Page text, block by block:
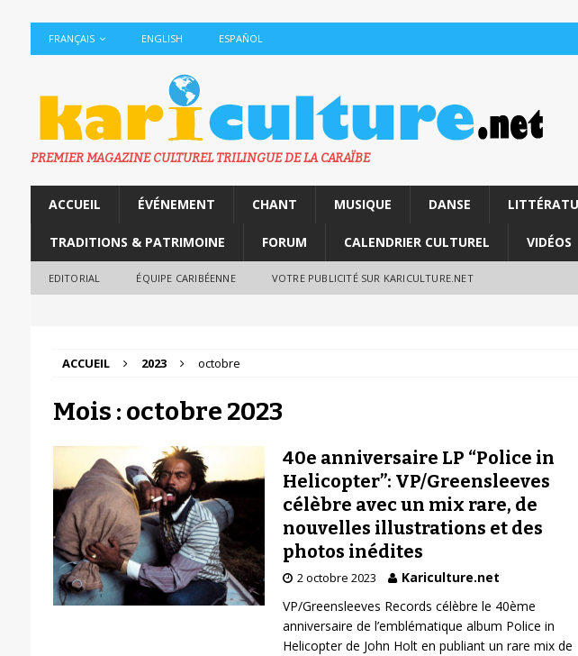
FRANÇAIS ENGLISH ESPAÑOL
PREMIER MAGAZINE CULTUREL TRILINGUE DE LA CARAÏBE
ACCUEIL ÉVÉNEMENT CHANT MUSIQUE DANSE
TRADITIONS & PATRIMOINE FORUM CALENDRIER CULTUREL VIDÉOS
EDITORIAL ÉQUIPE CARIBÉENNE VOTRE PUBLICITÉ SUR KARICULTURE.NET
ACCUEIL 2023 octobre
Mois : octobre 2023
40e anniversaire LP “Police in
Helicopter”: VP/Greensleeves
célèbre avec un mix rare, de
nouvelles illustrations et des
photos inédites
2 octobre 2023
Kariculture.net
VP/Greensleeves Records célèbre le 40ème
anniversaire de l’emblématique album Police in
Helicopter de John Holt en publiant un rare mix de